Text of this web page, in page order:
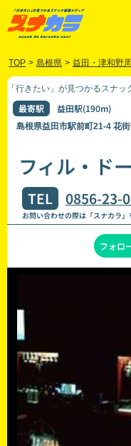
TOP > 島根県 > 益田・津和野
「行きたい」が見つかるスナ
最寄駅 益田駅(190m)
島根県益田市駅前町21-4 花
フィル・ド
TEL 0856-23-
お問い合わせの際は「スナカラ
フォロ